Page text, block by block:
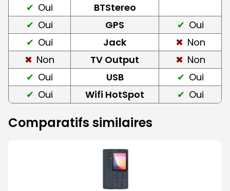
Oui
BTStereo
Oui
GPS
Oui
Oui
Jack
Non
Non
TV Output
Non
Oui
USB
Oui
Oui
Wifi HotSpot Oui
Comparatifs similaires